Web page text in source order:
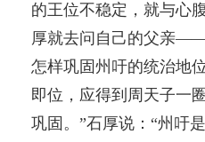
的王位不稳定，就与心
厚就去问自己的父亲——
怎样巩固州吁的统治地
即位，应得到周天子一
巩固。”石厚说：“州吁